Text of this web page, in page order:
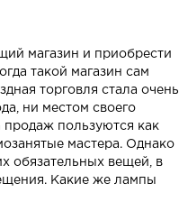
магазин и приобрести
такой магазин сам
торговля стала очень
ни местом своего
пользуются как
мастера. Однако
обязательных вещей, в
Какие же лампы